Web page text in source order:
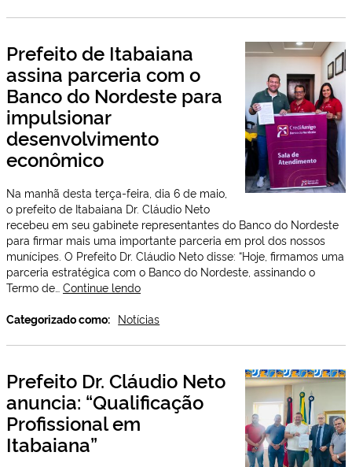
Foco!
Dr.
Cláudio
Neto
reafirma
apoio
a
educação
de
para
Itabaiana
Prefeito de Itabaiana
assina parceria com o
Banco do Nordeste para
impulsionar
desenvolvimento
econômico
Na manhã desta terça-feira, dia 6 de maio,
o prefeito de Itabaiana Dr. Cláudio Neto
recebeu em seu gabinete representantes do Banco do Nordeste
para firmar mais uma importante parceria em prol dos nossos
munícipes. O Prefeito Dr. Cláudio Neto disse: “Hoje, firmamos uma
parceria estratégica com o Banco do Nordeste, assinando o
Termo de… Continue lendoPrefeito
Itabaiana
parceria
o
Banco
do
Categorizado como: Notícias
Prefeito Dr. Cláudio Neto
anuncia: “Qualificação
Profissional em
Itabaiana”